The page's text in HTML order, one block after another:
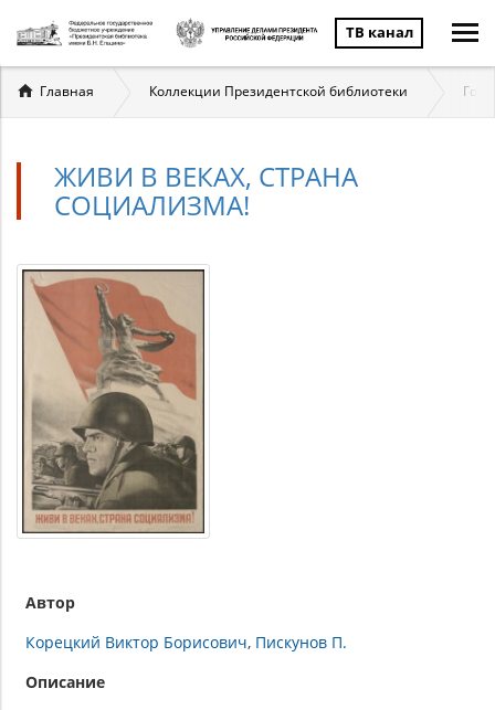
ТВ канал
Вы
здесь
Главная Коллекции Президентской библиотеки
ЖИВИ В ВЕКАХ, СТРАНА
СОЦИАЛИЗМА!
Автор
Корецкий Виктор Борисович Пискунов П.
Описание